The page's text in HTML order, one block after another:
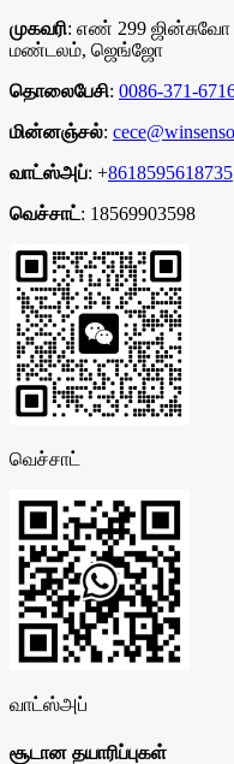
முகவரி: எண் 299 ஜின்சுவோ
மண்டலம், ஜெங்ஜோ
தொலைபேசி: 0086-371-
மின்னஞ்சல்:
வாட்ஸ்அப்: +8618595618735
வெச்சாட் : 18569903598
வெச்சாட்
வாட்ஸ்அப்
சூடான தயாரிப்புகள்